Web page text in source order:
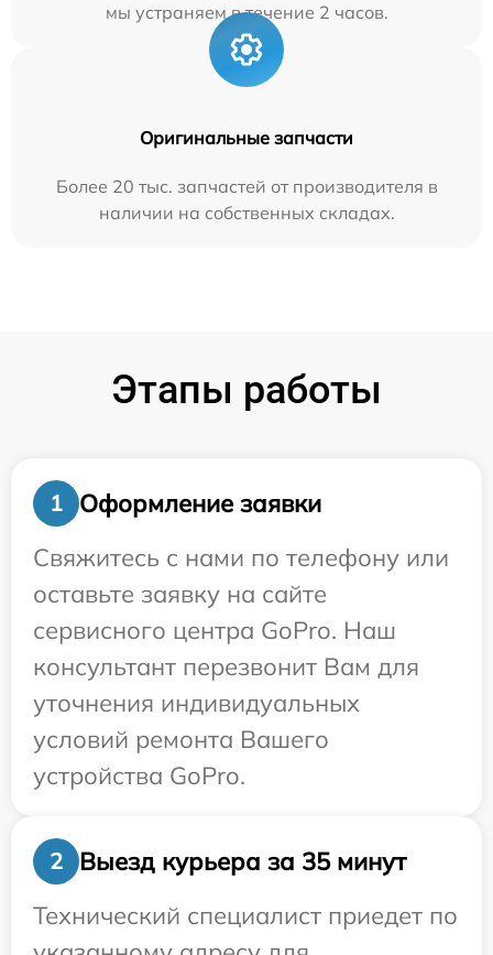
мы устраняем в течение 2 часов.
Оригинальные запчасти
Более 20 тыс. запчастей от производителя в
наличии на собственных складах.
Этапы работы
1
Оформление заявки
Свяжитесь с нами по телефону или
оставьте заявку на сайте
сервисного центра GoPro. Наш
консультант перезвонит Вам для
уточнения индивидуальных
условий ремонта Вашего
устройства GoPro.
2
Выезд курьера за 35 минут
Технический специалист приедет по